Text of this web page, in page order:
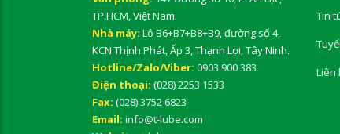
TP.HCM, Việt Nam.
Nhà máy: Lô B6+B7+B8+B9, đường số 4,
KCN Thịnh Phát, Ấp 3, Thạnh Lợi, Tây Ninh.
Hotline/Zalo/Viber: 0903 900 383
Điện thoại: (028) 2253 1533
Fax: (028) 3752 6823
Email: info@t-lube.com
Tin
Liên